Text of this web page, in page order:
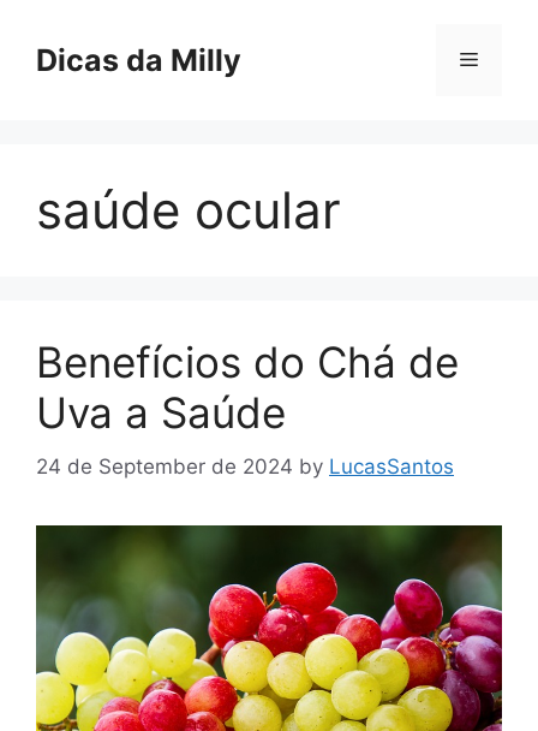
contentDicas da Milly Menu
saúde ocular
Benefícios do Chá de
Uva a Saúde
24 de September de 2024 by LucasSantos